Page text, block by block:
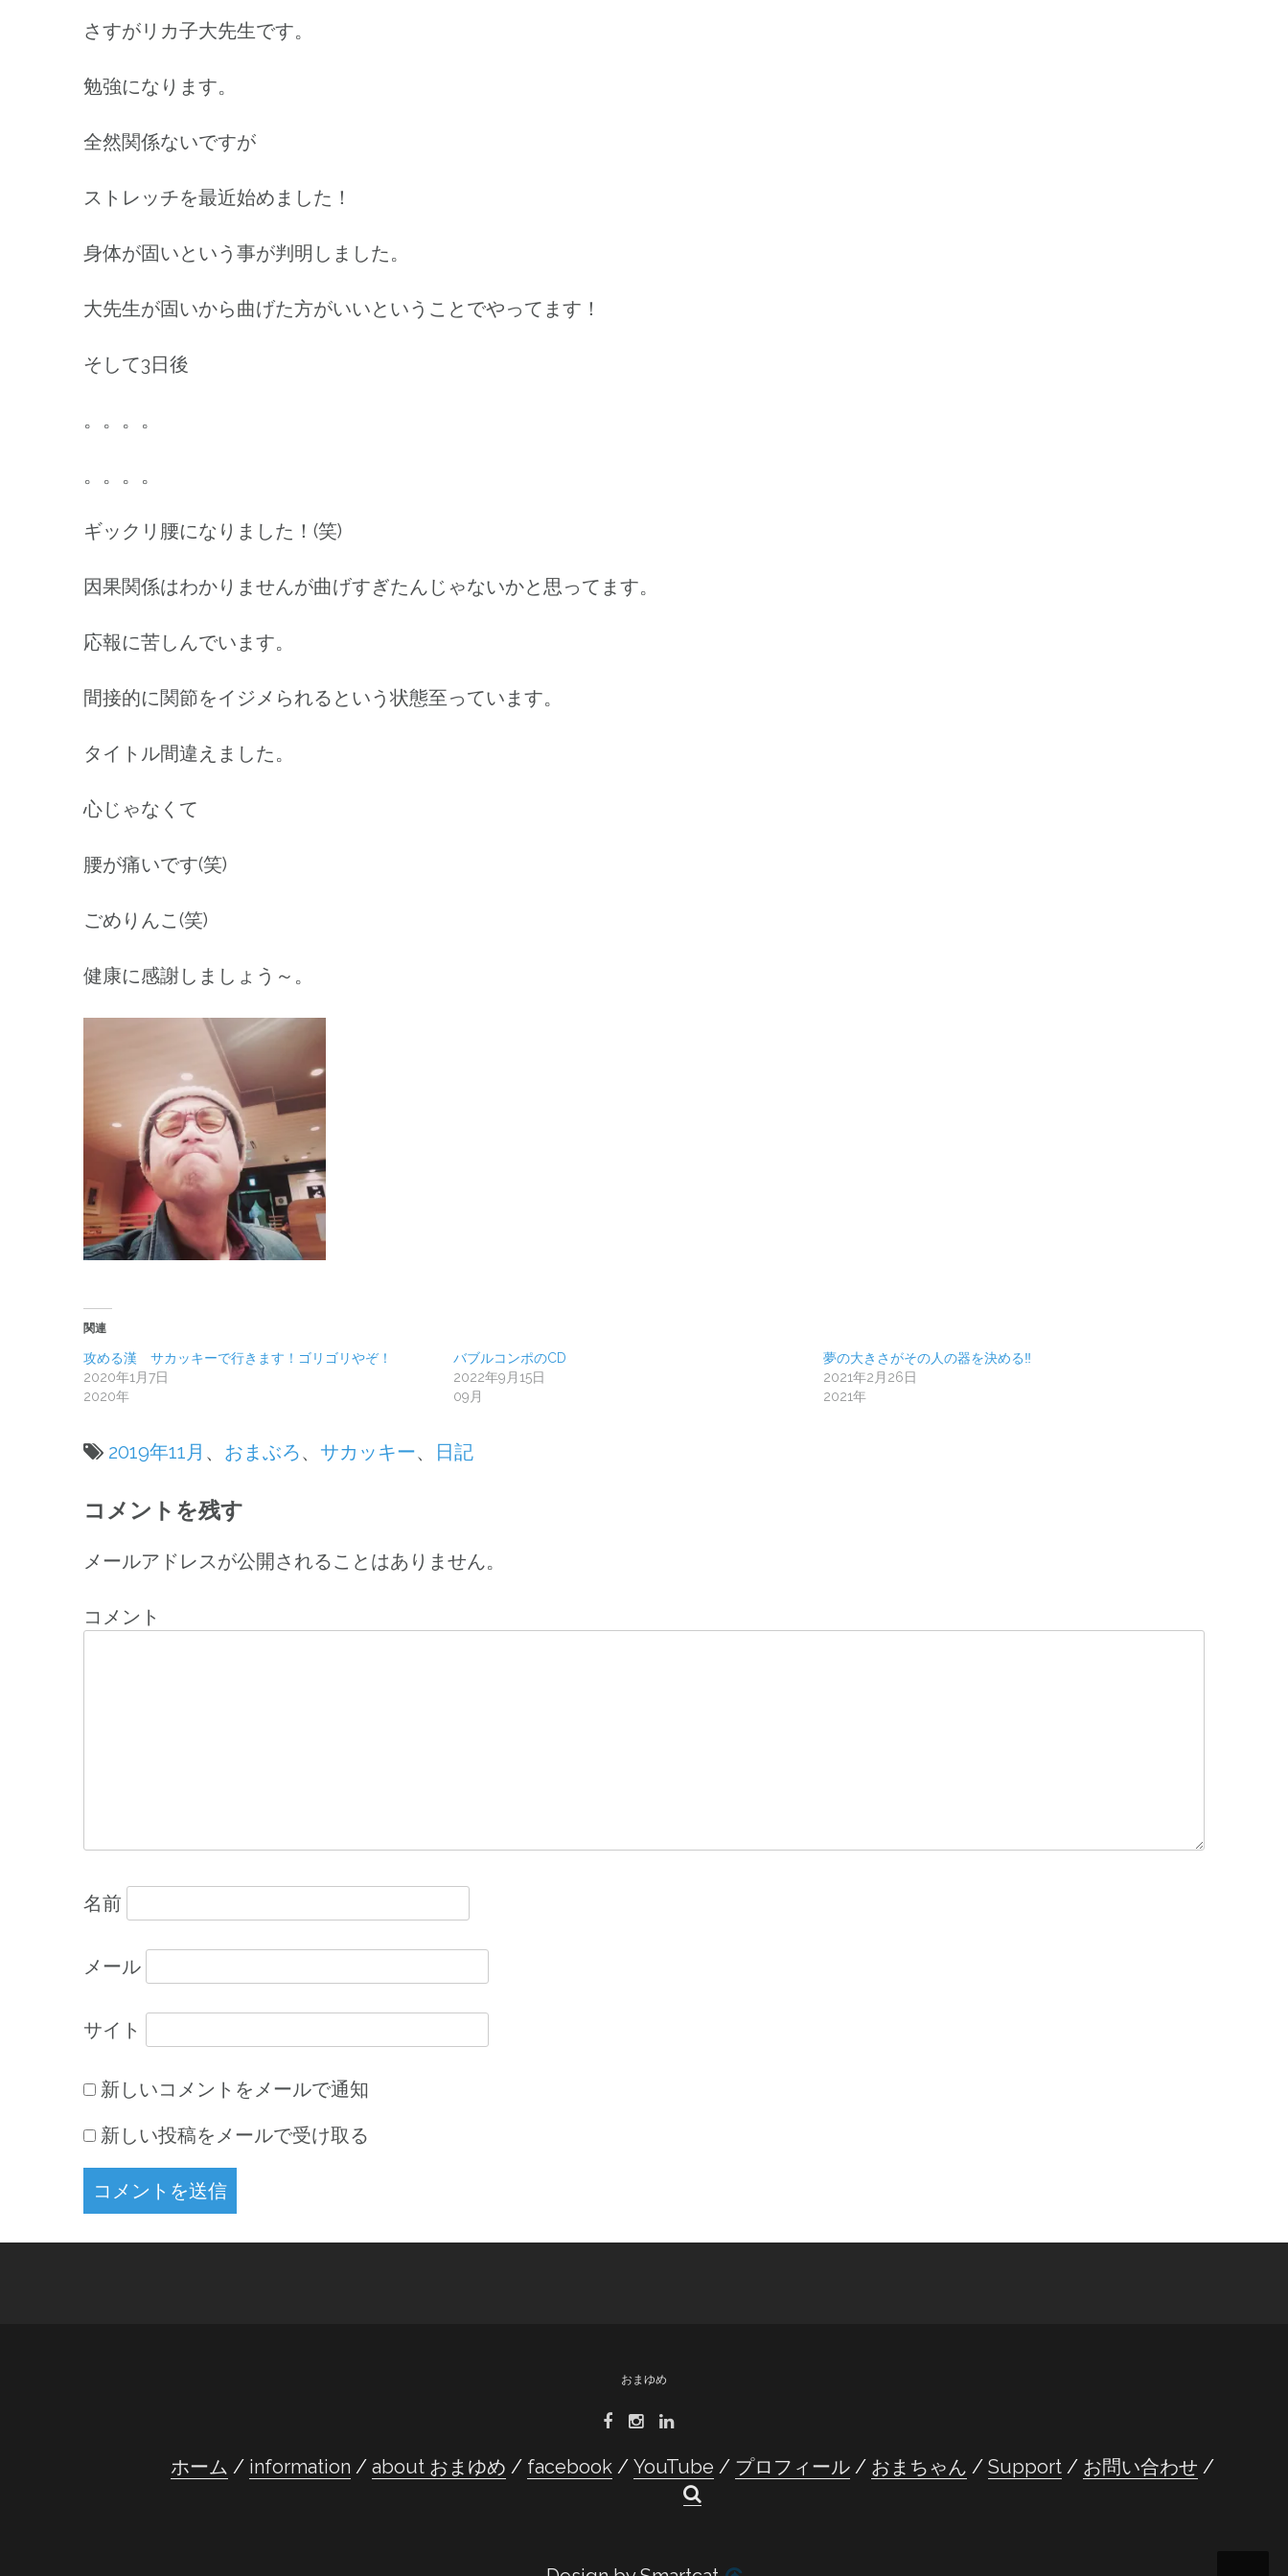
さすがリカ子大先生です。
勉強になります。
全然関係ないですが
ストレッチを最近始めました！
身体が固いという事が判明しました。
大先生が固いから曲げた方がいいということでやってます！
そして3日後
。。。。
。。。。
ギックリ腰になりました！(笑)
因果関係はわかりませんが曲げすぎたんじゃないかと思ってます。
応報に苦しんでいます。
間接的に関節をイジメられるという状態至っています。
タイトル間違えました。
心じゃなくて
腰が痛いです(笑)
ごめりんこ(笑)
健康に感謝しましょう～。
関連
攻める漢 サカッキーで行きます！ゴリゴリやぞ！
2020年1月7日
2020年
バブルコンポのCD
2022年9月15日
09月
夢の大きさがその人の器を決める‼️
2021年2月26日
2021年
2019年11月 、 おまぶろ、 サカッキー、 日記
稿
ナ
ビ
コメントを残す
メールアドレスが公開されることはありません。
コメント
名前
メール
サイト
新しいコメントをメールで通知
新しい投稿をメールで受け取る
おまゆめ
ホーム information about おまゆめ facebook YouTube プロフィール おまちゃん Support お問い合わせ